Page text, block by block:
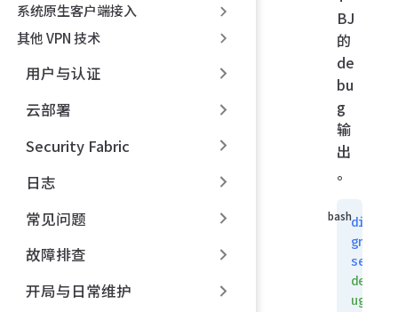
系统原生客户端接入
其他 VPN 技术
用户与认证
云部署
Security Fabric
日志
常见问题
故障排查
开局与日常维护
BJ
的
de
bu
g
输
出
。
dia
gno
se
deb
ug